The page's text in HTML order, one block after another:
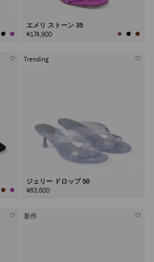
エメリ ストーン 35
¥174,900
Trending
ジェリー ドロップ 50
¥83,600
新作